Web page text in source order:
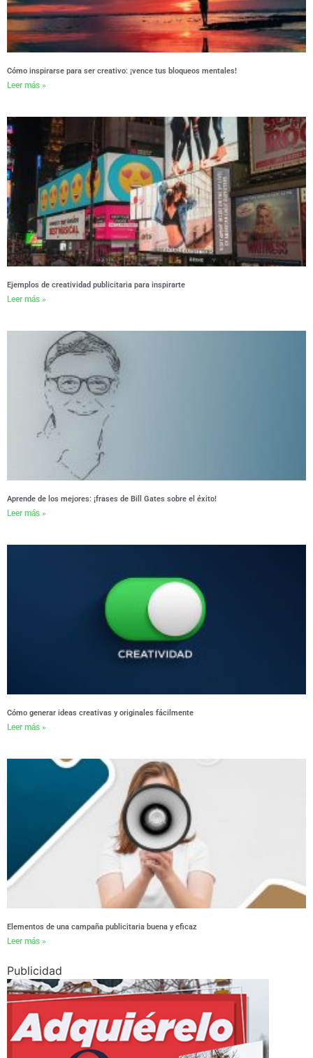
Cómo inspirarse para ser creativo: ¡vence tus bloqueos mentales!
Leer más »
Ejemplos de creatividad publicitaria para inspirarte
Leer más »
Aprende de los mejores: ¡frases de Bill Gates sobre el éxito!
Leer más »
Cómo generar ideas creativas y originales fácilmente
Leer más »
Elementos de una campaña publicitaria buena y eficaz
Leer más »
Publicidad